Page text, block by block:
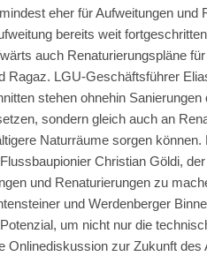
eher für Aufweitungen
bereits weit
auch Renaturierungspläne
Ragaz. LGU-Geschäftsführer
stehen ohnehin
sondern gleich auch an
Naturräume sorgen
Christian Göldi,
und Renaturierungen zu
und Werdenberger
um nicht nur die
Onlinediskussion zur Zukunft